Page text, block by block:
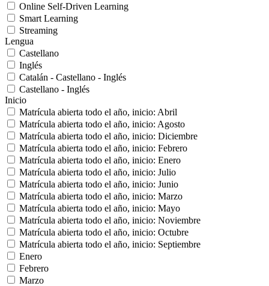
Online Self-Driven Learning
Smart Learning
Streaming
Lengua
Castellano
Inglés
Catalán - Castellano - Inglés
Castellano - Inglés
Inicio
Matrícula abierta todo el año, inicio: Abril
Matrícula abierta todo el año, inicio: Agosto
Matrícula abierta todo el año, inicio: Diciembre
Matrícula abierta todo el año, inicio: Febrero
Matrícula abierta todo el año, inicio: Enero
Matrícula abierta todo el año, inicio: Julio
Matrícula abierta todo el año, inicio: Junio
Matrícula abierta todo el año, inicio: Marzo
Matrícula abierta todo el año, inicio: Mayo
Matrícula abierta todo el año, inicio: Noviembre
Matrícula abierta todo el año, inicio: Octubre
Matrícula abierta todo el año, inicio: Septiembre
Enero
Febrero
Marzo